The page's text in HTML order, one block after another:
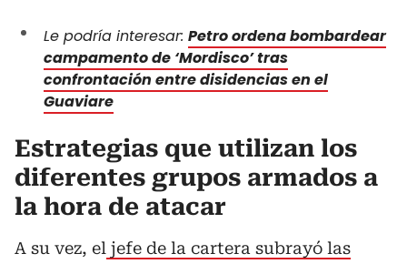
Le podría interesar: Petro ordena bombardear
campamento de ‘Mordisco’ tras
confrontación entre disidencias en el
Guaviare
Estrategias que utilizan los
diferentes grupos armados a
la hora de atacar
A su vez, el jefe de la cartera subrayó las